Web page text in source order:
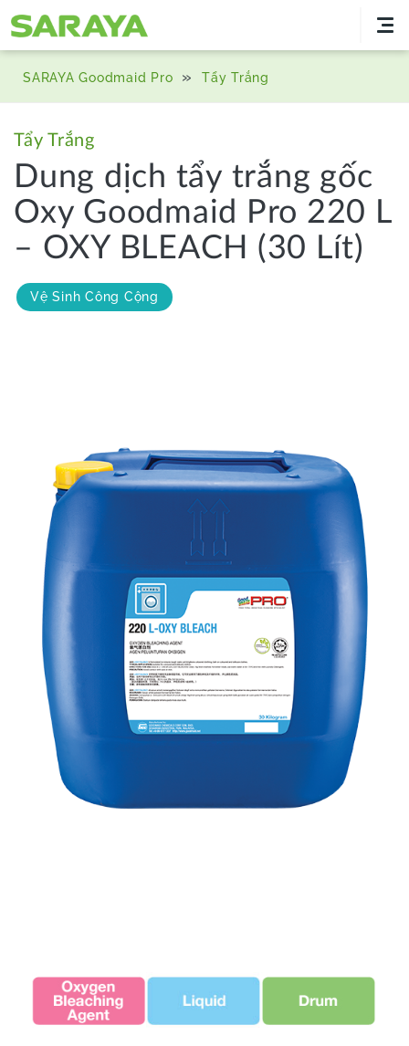
SARAYA Goodmaid Pro » Tẩy Trắng
Tẩy Trắng
Dung dịch tẩy trắng gốc
Oxy Goodmaid Pro 220 L
– OXY BLEACH (30 Lít)
Vệ Sinh Công Cộng